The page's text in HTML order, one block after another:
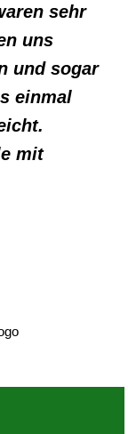
sehr
uns
und sogar
einmal
mit